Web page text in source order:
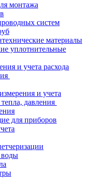
монтажа
систем
материалы
уплотнительные
и учета расхода
и учета
давления
для приборов
воды